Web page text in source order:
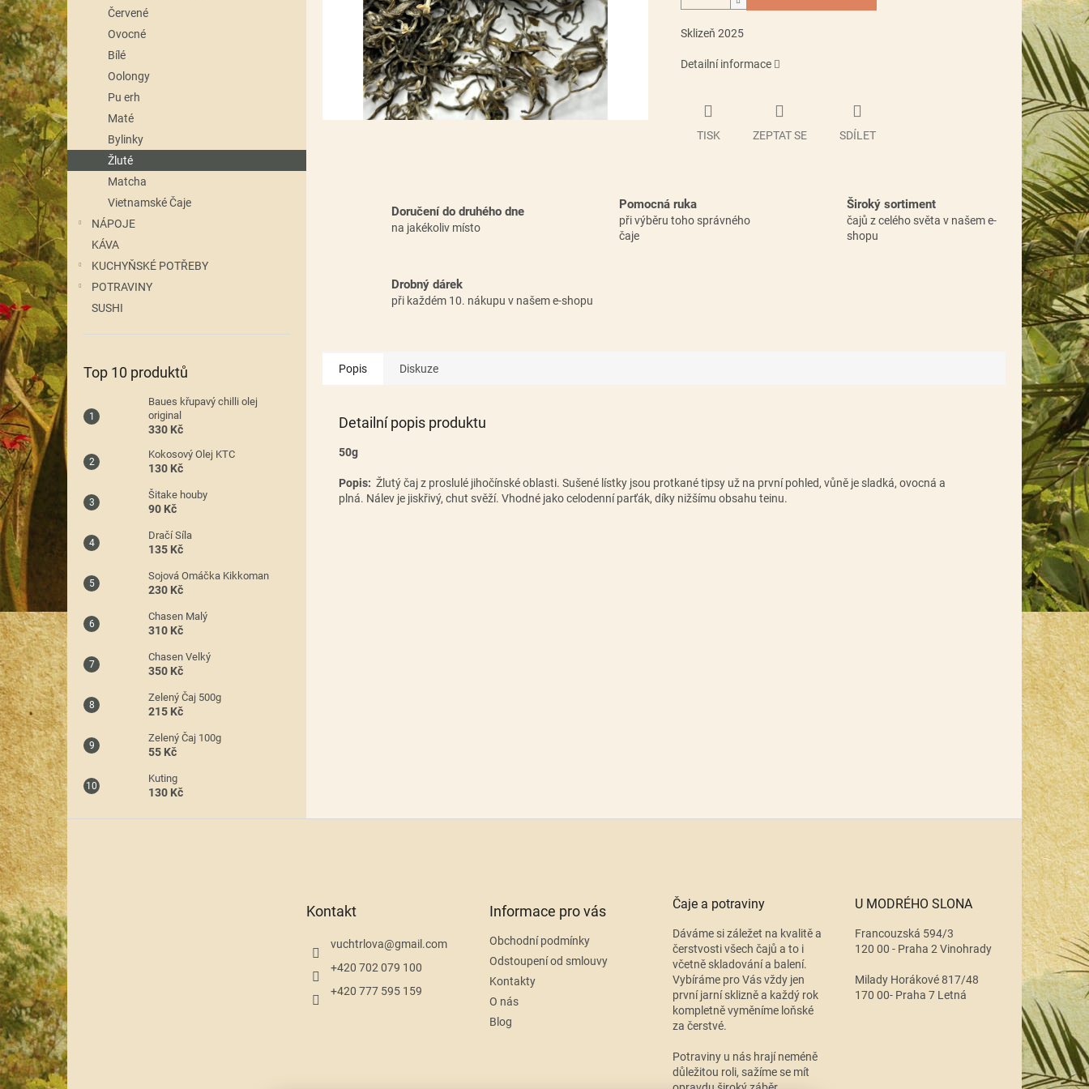
n
e
l
Červené
Ovocné
Bílé
Oolongy
Pu erh
Maté
Bylinky
Žluté
Matcha
Vietnamské Čaje
NÁPOJE
KÁVA
KUCHYŇSKÉ POTŘEBY
POTRAVINY
SUSHI
Top 10 produktů
Baues křupavý chilli olej
original
330 Kč
Kokosový Olej KTC
130 Kč
Šitake houby
90 Kč
Dračí Síla
135 Kč
Sojová Omáčka Kikkoman
230 Kč
Chasen Malý
310 Kč
Chasen Velký
350 Kč
Zelený Čaj 500g
215 Kč
Zelený Čaj 100g
55 Kč
Kuting
130 Kč
Sklizeň 2025
Detailní informace
TISK ZEPTAT SE SDÍLET
Doručení do druhého dne
na jakékoliv místo
Pomocná ruka
při výběru toho správného
čaje
Široký sortiment
čajů z celého světa v našem e-
shopu
Drobný dárek
při každém 10. nákupu v našem e-shopu
Popis Diskuze
Detailní popis produktu
50g
Popis: Žlutý čaj z proslulé jihočínské oblasti. Sušené lístky jsou protkané tipsy už na první pohled, vůně je sladká, ovocná a
plná. Nálev je jiskřivý, chut svěží. Vhodné jako celodenní parťák, díky nižšímu obsahu teinu.
Z
á
p
a
t
í
Kontakt
vuchtrlova@gmail.com
+420 702 079 100
+420 777 595 159
Informace pro vás
Obchodní podmínky
Odstoupení od smlouvy
Kontakty
O nás
Blog
Čaje a potraviny
Dáváme si záležet na kvalitě a
čerstvosti všech čajů a to i
včetně skladování a balení.
Vybíráme pro Vás vždy jen
první jarní sklizně a každý rok
kompletně vyměníme loňské
za čerstvé.
Potraviny u nás hrají neméně
důležitou roli, sažíme se mít
U MODRÉHO SLONA
Francouzská 594/3
120 00 - Praha 2 Vinohrady
Milady Horákové 817/48
170 00- Praha 7 Letná